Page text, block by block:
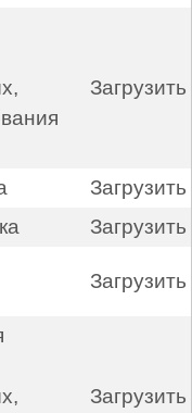
Загрузить
Загрузить
Загрузить
Загрузить
Загрузить